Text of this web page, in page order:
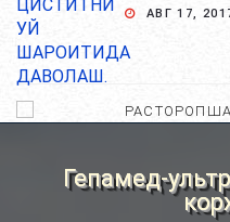
АВГ 17,
Гепамед-